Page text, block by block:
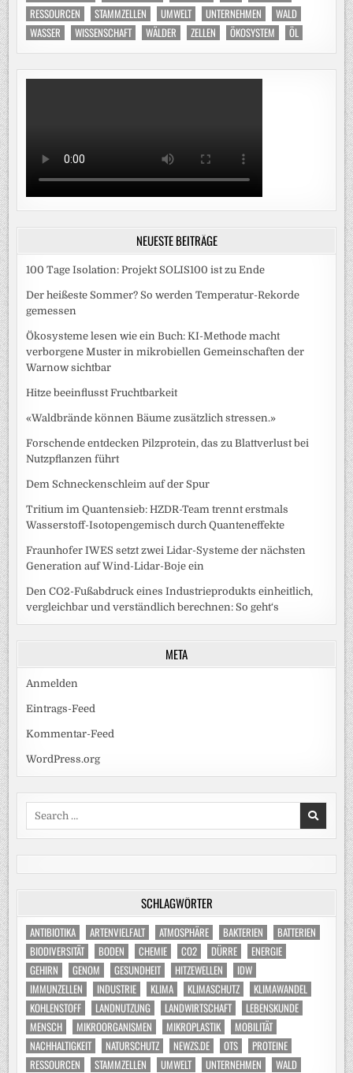
RESSOURCEN
STAMMZELLEN UMWELT UNTERNEHMEN
WALD
WASSER
WISSENSCHAFT WÄLDER ZELLEN ÖKOSYSTEM ÖL
NEUESTE BEITRÄGE
100 Tage Isolation: Projekt SOLIS100 ist zu Ende
Der heißeste Sommer? So werden Temperatur-Rekorde
gemessen
Ökosysteme lesen wie ein Buch: KI-Methode macht
verborgene Muster in mikrobiellen Gemeinschaften der
Warnow sichtbar
Hitze beeinflusst Fruchtbarkeit
«Waldbrände können Bäume zusätzlich stressen.»
Forschende entdecken Pilzprotein, das zu Blattverlust bei
Nutzpflanzen führt
Dem Schneckenschleim auf der Spur
Tritium im Quantensieb: HZDR-Team trennt erstmals
Wasserstoff-Isotopengemisch durch Quanteneffekte
Fraunhofer IWES setzt zwei Lidar-Systeme der nächsten
Generation auf Wind-Lidar-Boje ein
Den CO2-Fußabdruck eines Industrieprodukts einheitlich,
vergleichbar und verständlich berechnen: So geht‘s
META
Anmelden
Eintrags-Feed
Kommentar-Feed
WordPress.org
SCHLAGWÖRTER
ANTIBIOTIKA ARTENVIELFALT ATMOSPHÄRE BAKTERIEN
BATTERIEN
BIODIVERSITÄT
BODEN CHEMIE CO2 DÜRRE
ENERGIE
GEHIRN
GENOM GESUNDHEIT HITZEWELLEN
IDW
IMMUNZELLEN
INDUSTRIE KLIMA KLIMASCHUTZ
KLIMAWANDEL
KOHLENSTOFF
LANDNUTZUNG LANDWIRTSCHAFT
LEBENSKUNDE
MENSCH
MIKROORGANISMEN MIKROPLASTIK
MOBILITÄT
NACHHALTIGKEIT
NATURSCHUTZ NEWZS.DE OTS
PROTEINE
RESSOURCEN
STAMMZELLEN UMWELT UNTERNEHMEN
WALD